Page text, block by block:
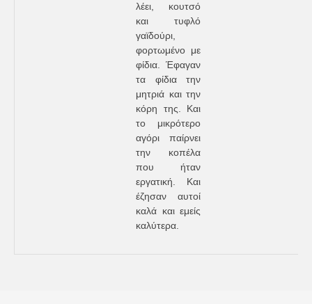
λέει, κουτσό
και τυφλό
γαϊδούρι,
φορτωμένο με
φίδια. Έφαγαν
τα φίδια την
μητριά και την
κόρη της. Και
το μικρότερο
αγόρι παίρνει
την κοπέλα
που ήταν
εργατική. Και
έζησαν αυτοί
καλά και εμείς
καλύτερα.